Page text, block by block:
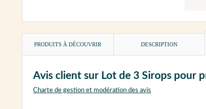
PRODUITS À DÉCOUVRIR DESCRIPTION
Avis client sur Lot de 3 Sirops pour
Charte de gestion et modération des avis